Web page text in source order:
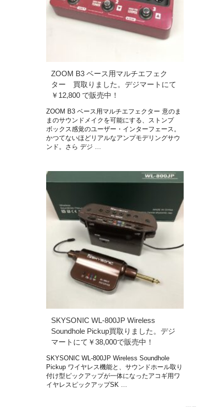
ZOOM B3 ベース用マルチエフェク
ター 買取りました。デジマートにて
￥12,800 で販売中！
ZOOM B3 ベース用マルチエフェクター 意のま
まのサウンドメイクを可能にする、ストンプ
ボックス感覚のユーザー・インターフェース。
かつてないほどリアルなアンプモデリングサウ
ンド。さら デジ …
SKYSONIC WL-800JP Wireless
Soundhole Pickup買取りました。デジ
マートにて￥38,000で販売中！
SKYSONIC WL-800JP Wireless Soundhole
Pickup ワイヤレス機能と、サウンドホール取り
付け型ピックアップが一体になったアコギ用ワ
イヤレスピックアップSK …